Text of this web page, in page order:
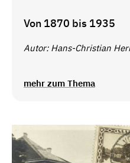
Von 1870 bis 1935
Autor: Hans-Christian
mehr zum Thema